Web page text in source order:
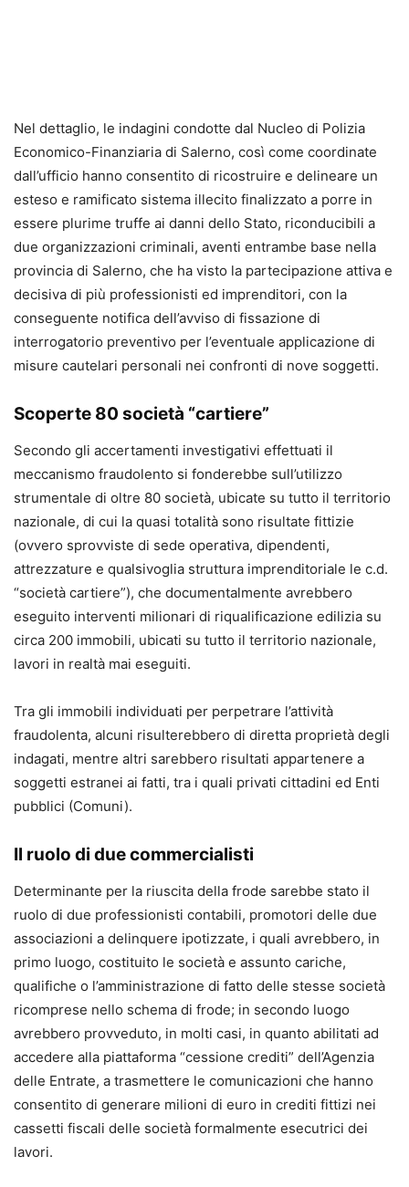
Nel dettaglio, le indagini condotte dal Nucleo di Polizia
Economico-Finanziaria di Salerno, così come coordinate
dall’ufficio hanno consentito di ricostruire e delineare un
esteso e ramificato sistema illecito finalizzato a porre in
essere plurime truffe ai danni dello Stato, riconducibili a
due organizzazioni criminali, aventi entrambe base nella
provincia di Salerno, che ha visto la partecipazione attiva e
decisiva di più professionisti ed imprenditori, con la
conseguente notifica dell’avviso di fissazione di
interrogatorio preventivo per l’eventuale applicazione di
misure cautelari personali nei confronti di nove soggetti.
Scoperte 80 società “cartiere”
Secondo gli accertamenti investigativi effettuati il
meccanismo fraudolento si fonderebbe sull’utilizzo
strumentale di oltre 80 società, ubicate su tutto il territorio
nazionale, di cui la quasi totalità sono risultate fittizie
(ovvero sprovviste di sede operativa, dipendenti,
attrezzature e qualsivoglia struttura imprenditoriale le c.d.
“società cartiere”), che documentalmente avrebbero
eseguito interventi milionari di riqualificazione edilizia su
circa 200 immobili, ubicati su tutto il territorio nazionale,
lavori in realtà mai eseguiti.
Tra gli immobili individuati per perpetrare l’attività
fraudolenta, alcuni risulterebbero di diretta proprietà degli
indagati, mentre altri sarebbero risultati appartenere a
soggetti estranei ai fatti, tra i quali privati cittadini ed Enti
pubblici (Comuni).
Il ruolo di due commercialisti
Determinante per la riuscita della frode sarebbe stato il
ruolo di due professionisti contabili, promotori delle due
associazioni a delinquere ipotizzate, i quali avrebbero, in
primo luogo, costituito le società e assunto cariche,
qualifiche o l’amministrazione di fatto delle stesse società
ricomprese nello schema di frode; in secondo luogo
avrebbero provveduto, in molti casi, in quanto abilitati ad
accedere alla piattaforma “cessione crediti” dell’Agenzia
delle Entrate, a trasmettere le comunicazioni che hanno
consentito di generare milioni di euro in crediti fittizi nei
cassetti fiscali delle società formalmente esecutrici dei
lavori.